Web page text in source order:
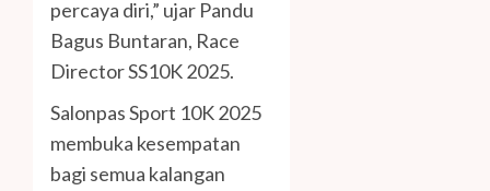
percaya diri,” ujar Pandu
Bagus Buntaran, Race
Director SS10K 2025.
Salonpas Sport 10K 2025
membuka kesempatan
bagi semua kalangan